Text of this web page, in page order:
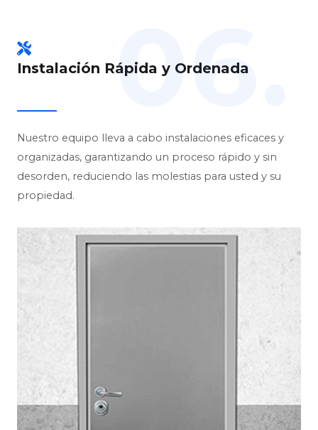
Instalación Rápida y Ordenada
06.
Nuestro equipo lleva a cabo instalaciones eficaces y
organizadas, garantizando un proceso rápido y sin
desorden, reduciendo las molestias para usted y su
propiedad.